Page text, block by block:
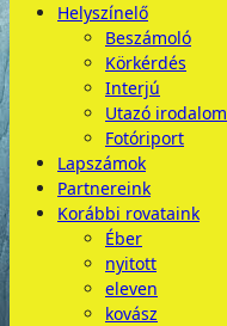
Helyszínelő
Beszámoló
Körkérdés
Interjú
Utazó irodalom
Fotóriport
Lapszámok
Partnereink
Korábbi rovataink
Éber
nyitott
eleven
kovász